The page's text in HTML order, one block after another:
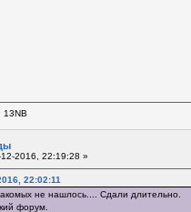
13NB
12-2016, 22:19:28 »
22:02:11
не нашлось.... Сдали длительно.
форум.